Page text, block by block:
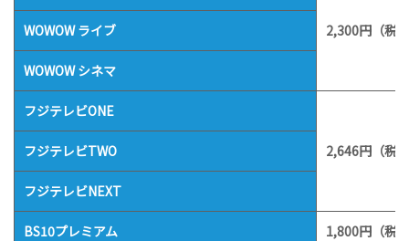
2,300円（税
WOWOW ライブ
WOWOW シネマ
フジテレビONE
2,646円（税
フジテレビTWO
フジテレビNEXT
BS10プレミアム 1,800円（税